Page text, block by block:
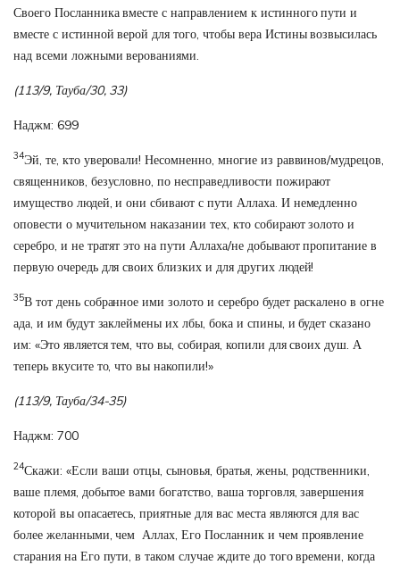
Своего Посланника вместе с направлением к истинного пути и
вместе с истинной верой для того, чтобы вера Истины возвысилась
над всеми ложными верованиями.
(113/9, Тауба/30, 33)
Наджм: 699
34Эй, те, кто уверовали! Несомненно, многие из раввинов/мудрецов,
священников, безусловно, по несправедливости пожирают
имущество людей, и они сбивают с пути Аллаха. И немедленно
оповести о мучительном наказании тех, кто собирают золото и
серебро, и не тратят это на пути Аллаха/не добывают пропитание в
первую очередь для своих близких и для других людей!
35В тот день собранное ими золото и серебро будет раскалено в огне
ада, и им будут заклеймены их лбы, бока и спины, и будет сказано
им: «Это является тем, что вы, собирая, копили для своих душ. А
теперь вкусите то, что вы накопили!»
(113/9, Тауба/34-35)
Наджм: 700
24Скажи: «Если ваши отцы, сыновья, братья, жены, родственники,
ваше племя, добытое вами богатство, ваша торговля, завершения
которой вы опасаетесь, приятные для вас места являются для вас
более желанными, чем Аллах, Его Посланник и чем проявление
старания на Его пути, в таком случае ждите до того времени, когда